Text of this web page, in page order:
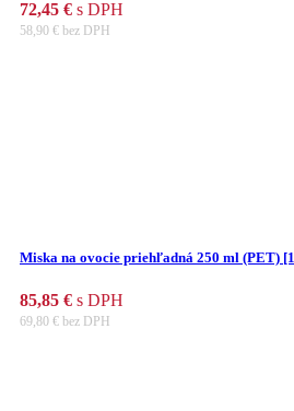
72,45 € s DPH
58,90 € bez DPH
Miska na ovocie priehľadná 250 ml (PET)
85,85 € s DPH
69,80 € bez DPH